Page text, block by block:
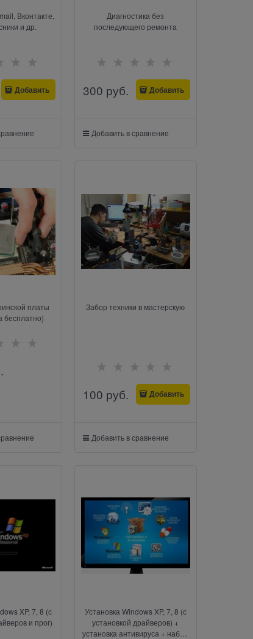
Вконтакте,
и др.
Добавить
Диагностика без
последующего ремонта
300 руб. Добавить
Добавить в сравнение
платы
бесплатно)
Забор техники в мастерскую
100 руб. Добавить
Добавить в сравнение
XP, 7, 8 (с
и прог)
Установка Windows XP, 7, 8 (с
установкой драйверов) +
установка антивируса + набор